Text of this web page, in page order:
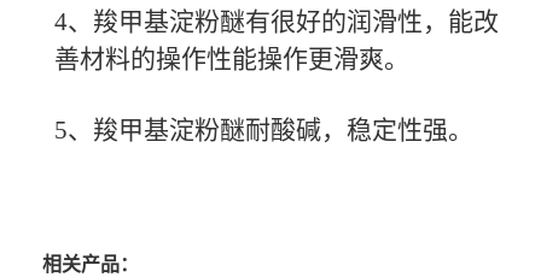
4、羧甲基淀粉醚有很好的润滑性，能改
善材料的操作性能操作更滑爽。
5、羧甲基淀粉醚耐酸碱，稳定性强。
相关产品：